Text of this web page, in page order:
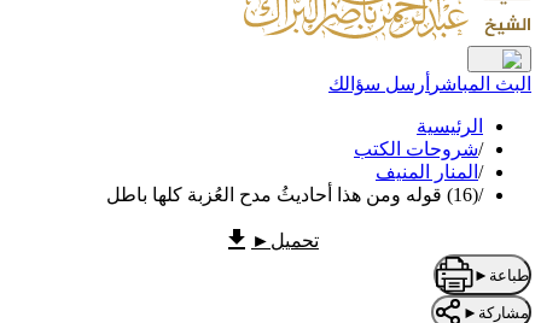
البث المباشر أرسل سؤالك
الرئيسية
/شروحات الكتب
/ المنار المنيف
/(16) قوله ومن هذا أحاديثُ مدح العُزبة كلها باطل
تحميل ►
طباعة ►
مشاركة ►